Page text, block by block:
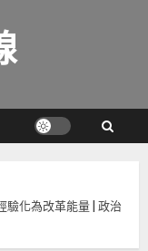
化為改革能量 | 政治